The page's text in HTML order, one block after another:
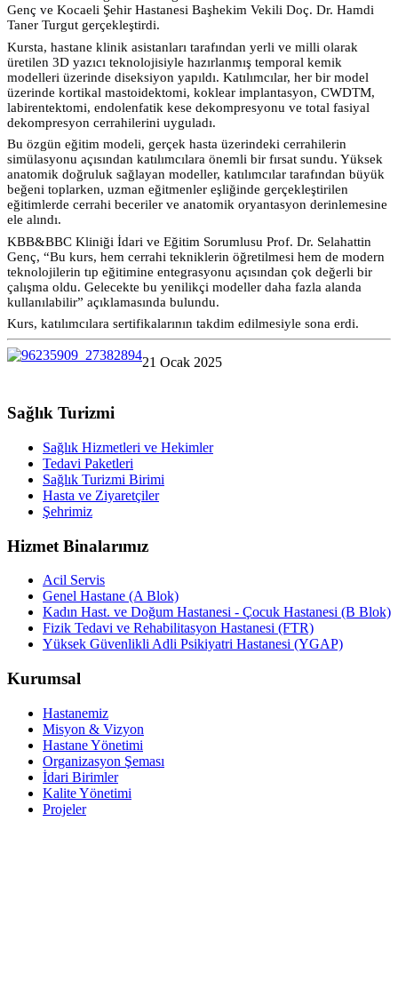
Genç ve Kocaeli Şehir Hastanesi Başhekim Vekili Doç. Dr. Hamdi
Taner Turgut gerçekleştirdi.
Kursta, hastane klinik asistanları tarafından yerli ve milli olarak
üretilen 3D yazıcı teknolojisiyle hazırlanmış temporal kemik
modelleri üzerinde diseksiyon yapıldı. Katılımcılar, her bir model
üzerinde kortikal mastoidektomi, koklear implantasyon, CWDTM,
labirentektomi, endolenfatik kese dekompresyonu ve total fasiyal
dekompresyon cerrahilerini uyguladı.
Bu özgün eğitim modeli, gerçek hasta üzerindeki cerrahilerin
simülasyonu açısından katılımcılara önemli bir fırsat sundu. Yüksek
anatomik doğruluk sağlayan modeller, katılımcılar tarafından büyük
beğeni toplarken, uzman eğitmenler eşliğinde gerçekleştirilen
eğitimlerde cerrahi beceriler ve anatomik oryantasyon derinlemesine
ele alındı.
KBB&BBC Kliniği İdari ve Eğitim Sorumlusu Prof. Dr. Selahattin
Genç, “Bu kurs, hem cerrahi tekniklerin öğretilmesi hem de modern
teknolojilerin tıp eğitimine entegrasyonu açısından çok değerli bir
çalışma oldu. Gelecekte bu yenilikçi modeller daha fazla alanda
kullanılabilir” açıklamasında bulundu.
Kurs, katılımcılara sertifikalarının takdim edilmesiyle sona erdi.
21 Ocak 2025
Sağlık Turizmi
Sağlık Hizmetleri ve Hekimler
Tedavi Paketleri
Sağlık Turizmi Birimi
Hasta ve Ziyaretçiler
Şehrimiz
Hizmet Binalarımız
Acil Servis
Genel Hastane (A Blok)
Kadın Hast. ve Doğum Hastanesi - Çocuk Hastanesi (B Blok)
Fizik Tedavi ve Rehabilitasyon Hastanesi (FTR)
Yüksek Güvenlikli Adli Psikiyatri Hastanesi (YGAP)
Kurumsal
Hastanemiz
Misyon & Vizyon
Hastane Yönetimi
Organizasyon Şeması
İdari Birimler
Kalite Yönetimi
Projeler